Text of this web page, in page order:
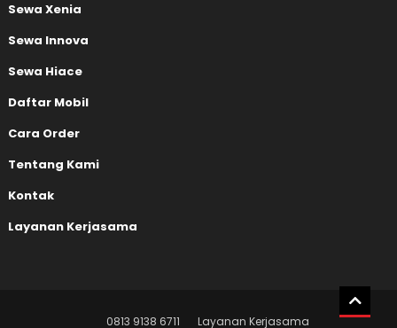
Sewa Xenia
Sewa Innova
Sewa Hiace
Daftar Mobil
Cara Order
Tentang Kami
Kontak
Layanan Kerjasama
0813 9138 6711 Layanan Kerjasama